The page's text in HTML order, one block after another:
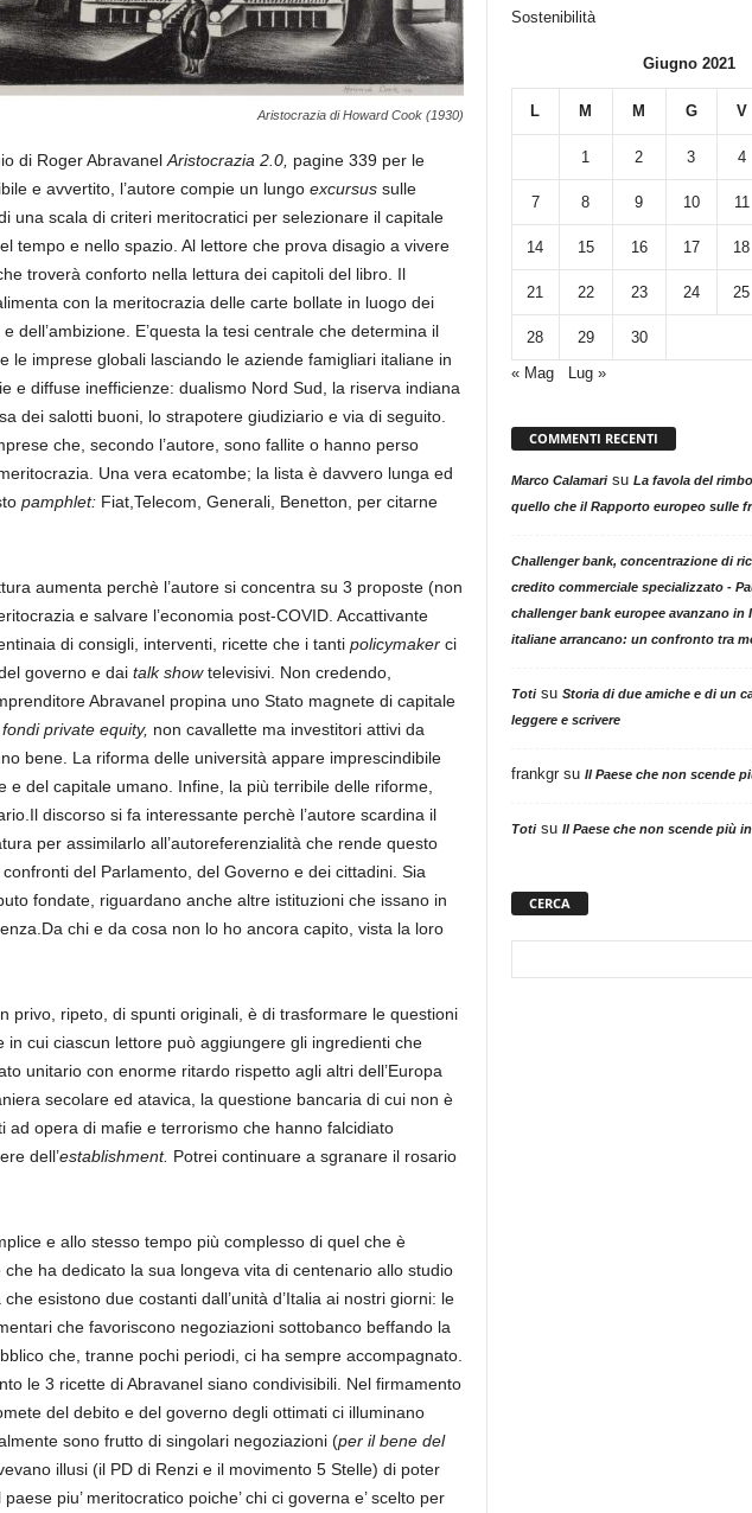
Aristocrazia di Howard Cook (1930)
di Roger Abravanel Aristocrazia 2.0, pagine 339 per le
e avvertito, l’autore compie un lungo excursus sulle
una scala di criteri meritocratici per selezionare il capitale
tempo e nello spazio. Al lettore che prova disagio a vivere
troverà conforto nella lettura dei capitoli del libro. Il
con la meritocrazia delle carte bollate in luogo dei
dell’ambizione. E’questa la tesi centrale che determina il
le imprese globali lasciando le aziende famigliari italiane in
e diffuse inefficienze: dualismo Nord Sud, la riserva indiana
dei salotti buoni, lo strapotere giudiziario e via di seguito.
che, secondo l’autore, sono fallite o hanno perso
Una vera ecatombe; la lista è davvero lunga ed
pamphlet: Fiat,Telecom, Generali, Benetton, per citarne
aumenta perchè l’autore si concentra su 3 proposte (non
e salvare l’economia post-COVID. Accattivante
di consigli, interventi, ricette che i tanti policymaker ci
governo e dai talk showtelevisivi. Non credendo,
Abravanel propina uno Stato magnete di capitale
fondi private equity, non cavallette ma investitori attivi da
bene. La riforma delle università appare imprescindibile
e del capitale umano. Infine, la più terribile delle riforme,
discorso si fa interessante perchè l’autore scardina il
per assimilarlo all’autoreferenzialità che rende questo
del Parlamento, del Governo e dei cittadini. Sia
fondate, riguardano anche altre istituzioni che issano in
chi e da cosa non lo ho ancora capito, vista la loro
privo, ripeto, di spunti originali, è di trasformare le questioni
cui ciascun lettore può aggiungere gli ingredienti che
unitario con enorme ritardo rispetto agli altri dell’Europa
secolare ed atavica, la questione bancaria di cui non è
ad opera di mafie e terrorismo che hanno falcidiato
dell’establishment. Potrei continuare a sgranare il rosario
e allo stesso tempo più complesso di quel che è
ha dedicato la sua longeva vita di centenario allo studio
esistono due costanti dall’unità d’Italia ai nostri giorni: le
che favoriscono negoziazioni sottobanco beffando la
che, tranne pochi periodi, ci ha sempre accompagnato.
le 3 ricette di Abravanel siano condivisibili. Nel firmamento
del debito e del governo degli ottimati ci illuminano
sono frutto di singolari negoziazioni (per il bene del
illusi (il PD di Renzi e il movimento 5 Stelle) di poter
piu’ meritocratico poiche’ chi ci governa e’ scelto per
Sostenibilità
Giugno 2021
L M M G V
1 2 3 4
7 8 9 10 11
14 15 16 17 18
21 22 23 24 25
28 29
30
« Mag
Lug »
COMMENTI RECENTI
Marco Calamarisu La favola del
quello che il Rapporto europeo sulle
Challenger bank, concentrazione di
credito commerciale specializzato -
challenger bank europee avanzano in
italiane arrancano: un confronto tra
Totisu Storia di due amiche e di un
leggere e scrivere
frankgrsu Il Paese che non scende
Totisu Il Paese che non scende più
CERCA